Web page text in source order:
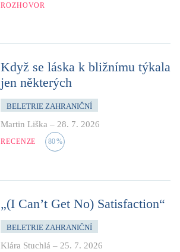
ROZHOVOR
Když se láska k bližnímu týkala
jen některých
BELETRIE ZAHRANIČNÍ
Martin Liška – 28. 7. 2026
RECENZE 80%
„(I Can’t Get No) Satisfaction“
BELETRIE ZAHRANIČNÍ
Klára Stuchlá – 25. 7. 2026